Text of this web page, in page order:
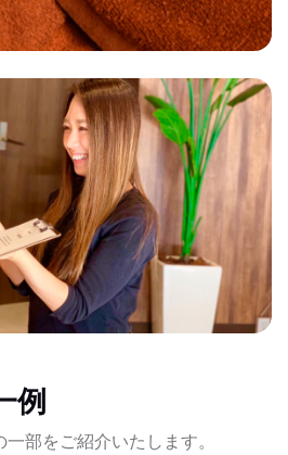
例
部をご紹介いたします。